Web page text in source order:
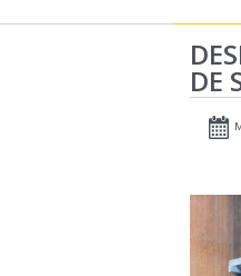
DE